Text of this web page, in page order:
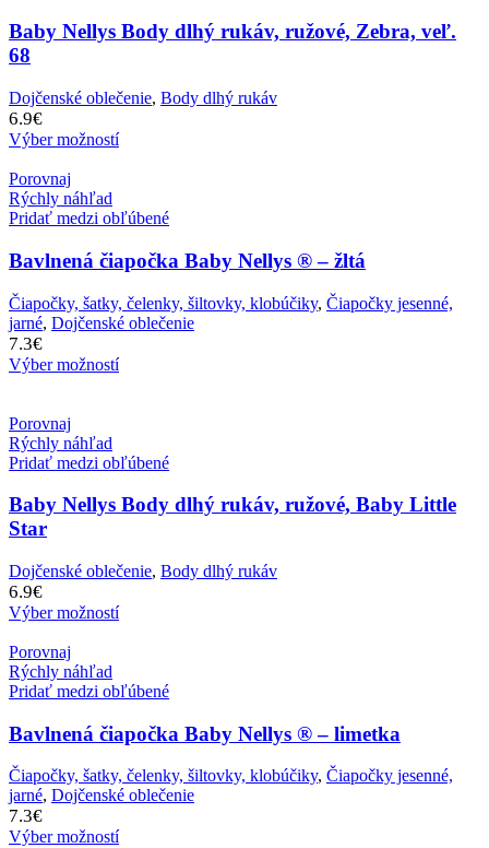
Baby Nellys Body dlhý rukáv, ružové, Zebra, veľ.
68
Dojčenské oblečenie, Body dlhý rukáv
6.9€
Výber možností
Porovnaj
Rýchly náhľad
Pridať medzi obľúbené
Bavlnená čiapočka Baby Nellys ® – žltá
Čiapočky, šatky, čelenky, šiltovky, klobúčiky, Čiapočky jesenné,
jarné, Dojčenské oblečenie
7.3€
Výber možností
Porovnaj
Rýchly náhľad
Pridať medzi obľúbené
Baby Nellys Body dlhý rukáv, ružové, Baby Little
Star
Dojčenské oblečenie, Body dlhý rukáv
6.9€
Výber možností
Porovnaj
Rýchly náhľad
Pridať medzi obľúbené
Bavlnená čiapočka Baby Nellys ® – limetka
Čiapočky, šatky, čelenky, šiltovky, klobúčiky, Čiapočky jesenné,
jarné, Dojčenské oblečenie
7.3€
Výber možností